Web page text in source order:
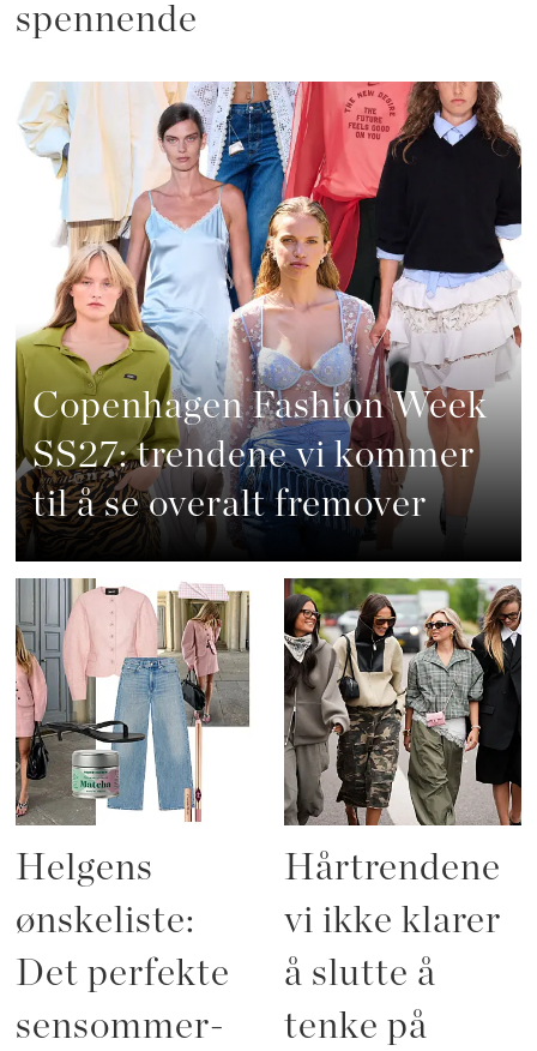
spennende
Copenhagen Fashion Week
SS27: trendene vi kommer
til å se overalt fremover
Helgens
ønskeliste:
Det perfekte
sensommer-
Hårtrendene
vi ikke klarer
å slutte å
tenke på